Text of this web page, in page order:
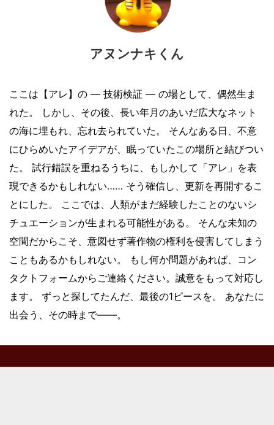
アヌンナキくん
ここは【アレ】の ― 技術検証 ― の場として、偶然生ま
れた。 しかし、その後、長い年月のあいだ広大なネット
の海に埋もれ、忘れ去られていた。 そんなある日、不意
にひらめいたアイデアが、眠っていたこの場所と結びつい
た。 試行錯誤を重ねるうちに、もしかして「アレ」を表
現できるかもしれない…… そう確信し、更新を再開するこ
とにした。 ここでは、人類がまだ経験したことのないシ
チュエーションが生まれる可能性がある。 そんな未知の
空間だからこそ、意図せず著作物の権利を侵害してしまう
こともあるかもしれない。 もし何か問題があれば、コン
タクトフォームからご連絡ください。誠意をもって対応し
ます。 ずっと探してたんだ、最後の1ピースを。 あなたに
出会う、その時まで——。